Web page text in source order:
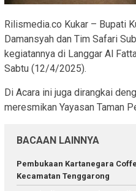
Rilismedia.co Kukar – Bupati
Damansyah dan Tim Safari
kegiatannya di Langgar Al
Sabtu (12/4/2025).
Di Acara ini juga dirangkai
meresmikan Yayasan Taman
BACAAN LAINNYA
Pembukaan Kartanegara
Kecamatan Tenggarong